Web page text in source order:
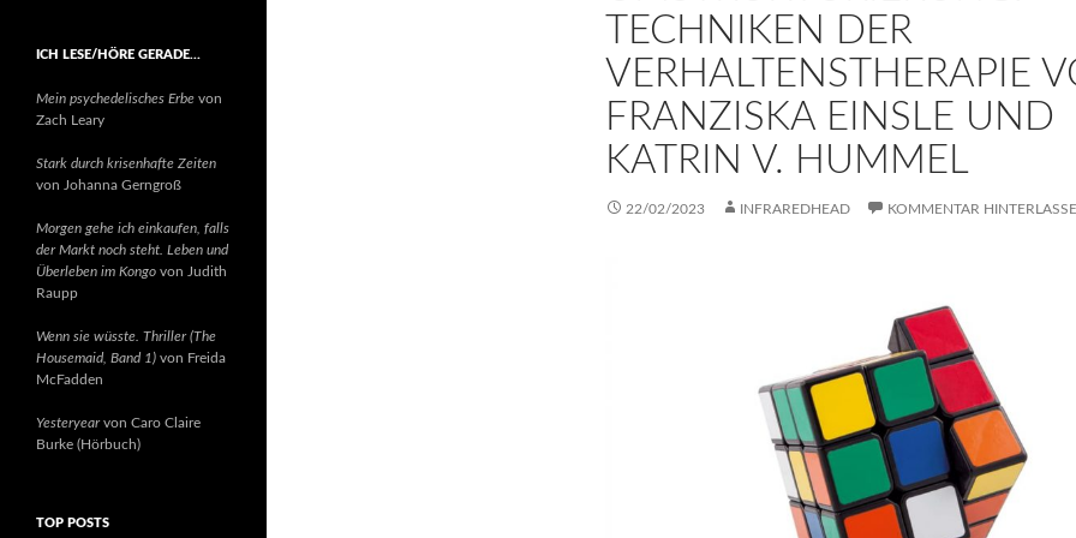
TECHNIKEN DER
VERHALTENSTHERAPIE
FRANZISKA EINSLE UND
KATRIN V. HUMMEL
22/02/2023 INFRAREDHEAD KOMMENTAR
ICH LESE/HÖRE GERADE…
Mein psychedelisches Erbe von
Zach Leary
Stark durch krisenhafte Zeiten
von Johanna Gerngroß
Morgen gehe ich einkaufen, falls
der Markt noch steht. Leben und
Überleben im Kongo von Judith
Raupp
Wenn sie wüsste. Thriller (The
Housemaid, Band 1) von Freida
McFadden
Yesteryearvon Caro Claire
Burke (Hörbuch)
TOP POSTS